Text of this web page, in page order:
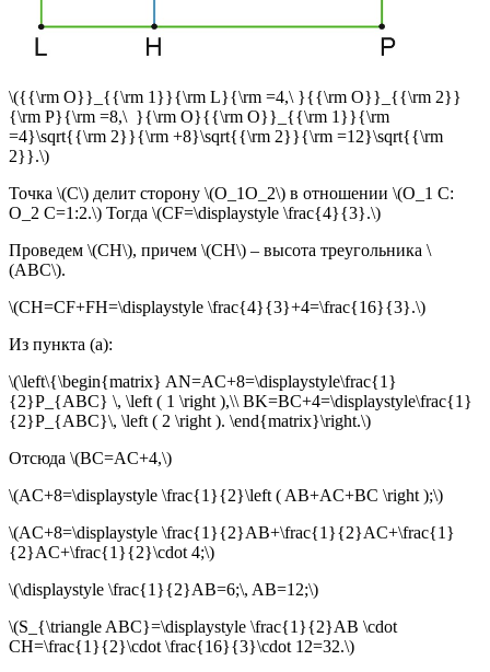
\({{\rm O}}_{{\rm 1}}{\rm L}{\rm =4,\ }{{\rm O}}_{{\rm 2}}
{\rm P}{\rm =8,\ }{\rm O}{{\rm O}}_{{\rm 1}}{\rm
=4}\sqrt{{\rm 2}}{\rm +8}\sqrt{{\rm 2}}{\rm =12}\sqrt{{\rm
2}}.\)
Точка \(C\) делит сторону \(O_1O_2\) в отношении \(O_1 C:
O_2 C=1:2.\) Тогда \(CF=\displaystyle \frac{4}{3}.\)
Проведем \(CH\), причем \(CH\) – высота треугольника \
(ABC\).
\(CH=CF+FH=\displaystyle \frac{4}{3}+4=\frac{16}{3}.\)
Из пункта (а):
\(\left\{\begin{matrix} AN=AC+8=\displaystyle\frac{1}
{2}P_{ABC} \, \left ( 1 \right ),\\ BK=BC+4=\displaystyle\frac{1}
{2}P_{ABC}\, \left ( 2 \right ). \end{matrix}\right.\)
Отсюда \(BC=AC+4,\)
\(AC+8=\displaystyle \frac{1}{2}\left ( AB+AC+BC \right );\)
\(AC+8=\displaystyle \frac{1}{2}AB+\frac{1}{2}AC+\frac{1}
{2}AC+\frac{1}{2}\cdot 4;\)
\(\displaystyle \frac{1}{2}AB=6;\, AB=12;\)
\(S_{\triangle ABC}=\displaystyle \frac{1}{2}AB \cdot
CH=\frac{1}{2}\cdot \frac{16}{3}\cdot 12=32.\)